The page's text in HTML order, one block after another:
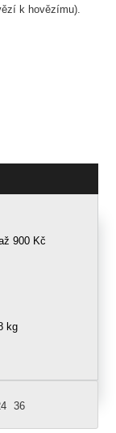
k hovězímu).
900 Kč
kg
36